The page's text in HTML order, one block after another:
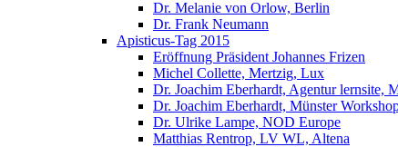
Dr. Melanie von Orlow, Berlin
Dr. Frank Neumann
Apisticus-Tag 2015
Eröffnung Präsident Johannes Frizen
Michel Collette, Mertzig, Lux
Dr. Joachim Eberhardt, Agentur lernsite,
Dr. Joachim Eberhardt, Münster
Dr. Ulrike Lampe, NOD Europe
Matthias Rentrop, LV WL, Altena